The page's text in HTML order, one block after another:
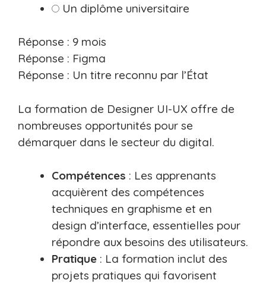
Un diplôme universitaire
Réponse : 9 mois
Réponse : Figma
Réponse : Un titre reconnu par l’État
La formation de Designer UI-UX offre de
nombreuses opportunités pour se
démarquer dans le secteur du digital.
Compétences : Les apprenants
acquièrent des compétences
techniques en graphisme et en
design d’interface, essentielles pour
répondre aux besoins des utilisateurs.
Pratique : La formation inclut des
projets pratiques qui favorisent